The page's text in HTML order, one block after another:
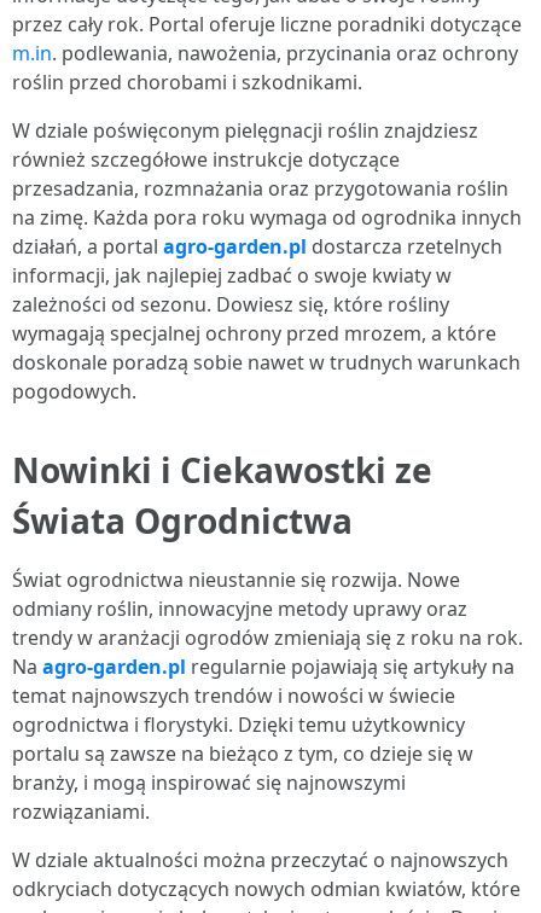
przez cały rok. Portal oferuje liczne poradniki dotyczące
m.in. podlewania, nawożenia, przycinania oraz ochrony
roślin przed chorobami i szkodnikami.
W dziale poświęconym pielęgnacji roślin znajdziesz
również szczegółowe instrukcje dotyczące
przesadzania, rozmnażania oraz przygotowania roślin
na zimę. Każda pora roku wymaga od ogrodnika innych
działań, a portal agro-garden.pl dostarcza rzetelnych
informacji, jak najlepiej zadbać o swoje kwiaty w
zależności od sezonu. Dowiesz się, które rośliny
wymagają specjalnej ochrony przed mrozem, a które
doskonale poradzą sobie nawet w trudnych warunkach
pogodowych.
Nowinki i Ciekawostki ze
Świata Ogrodnictwa
Świat ogrodnictwa nieustannie się rozwija. Nowe
odmiany roślin, innowacyjne metody uprawy oraz
trendy w aranżacji ogrodów zmieniają się z roku na rok.
Na agro-garden.pl regularnie pojawiają się artykuły na
temat najnowszych trendów i nowości w świecie
ogrodnictwa i florystyki. Dzięki temu użytkownicy
portalu są zawsze na bieżąco z tym, co dzieje się w
branży, i mogą inspirować się najnowszymi
rozwiązaniami.
W dziale aktualności można przeczytać o najnowszych
odkryciach dotyczących nowych odmian kwiatów, które